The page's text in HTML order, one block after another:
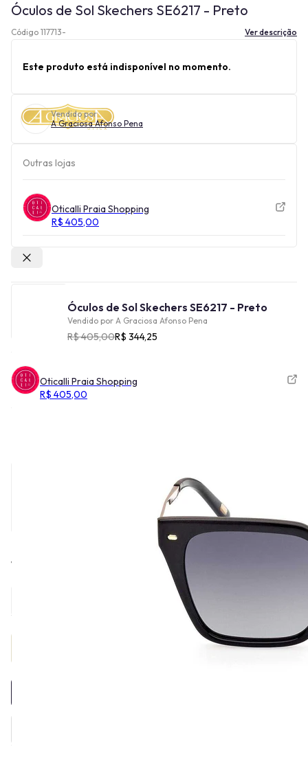
Óculos de Sol Skechers SE6217 - Preto
Código 117713- Ver descrição
Este produto está indisponível no momento.
Vendido por
A Graciosa Afonso Pena
Outras lojas
Oticalli Praia Shopping
R$ 405,00
Óculos de Sol Skechers SE6217 - Preto
Vendido por A Graciosa Afonso Pena
R$ 405,00R$ 344,25
Oticalli Praia Shopping
R$ 405,00
Tamanho